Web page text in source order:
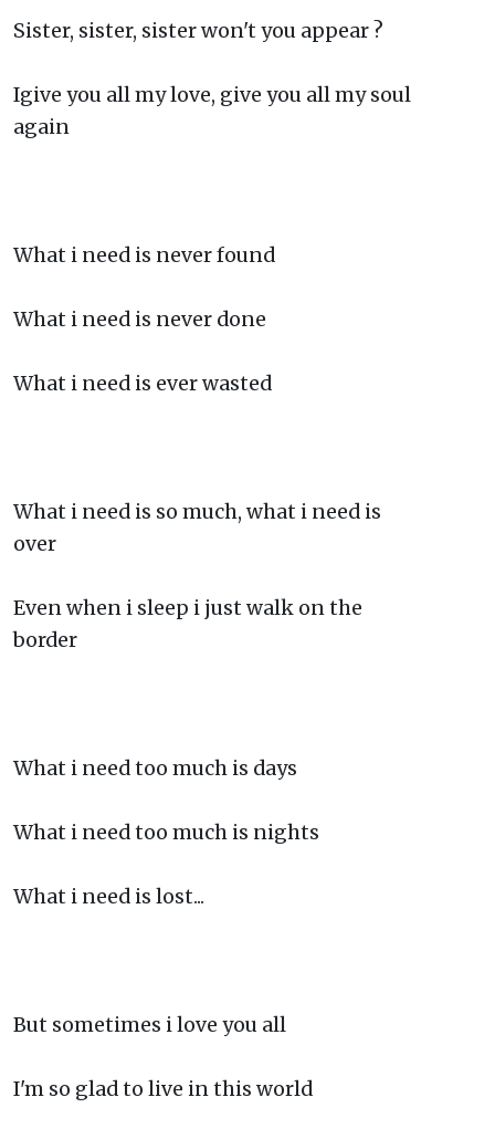
Sister, sister, sister won't you appear ?
Igive you all my love, give you all my soul
again
What i need is never found
What i need is never done
What i need is ever wasted
What i need is so much, what i need is
over
Even when i sleep i just walk on the
border
What i need too much is days
What i need too much is nights
What i need is lost...
But sometimes i love you all
I'm so glad to live in this world